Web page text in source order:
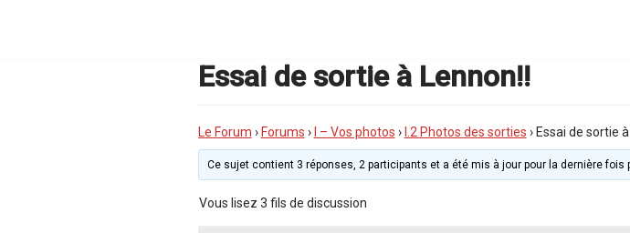
Essai de sortie à Lennon!!
Le Forum › Forums › I – Vos photos › I.2 Photos des sorties › Essai de sortie
Ce sujet contient 3 réponses, 2 participants et a été mis à jour pour la dernière fois
Vous lisez 3 fils de discussion